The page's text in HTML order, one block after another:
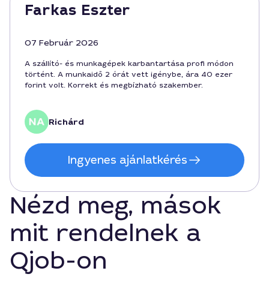
Farkas Eszter
07 Február 2026
A szállító- és munkagépek karbantartása profi módon
történt. A munkaidő 2 órát vett igénybe, ára 40 ezer
forint volt. Korrekt és megbízható szakember.
Richárd
Ingyenes ajánlatkérés
Nézd meg, mások
mit rendelnek a
Qjob-on